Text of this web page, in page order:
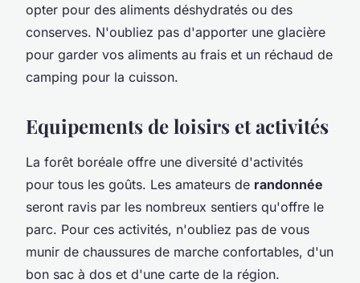
opter pour des aliments déshydratés ou des
conserves. N'oubliez pas d'apporter une glacière
pour garder vos aliments au frais et un réchaud de
camping pour la cuisson.
Equipements de loisirs et activités
La forêt boréale offre une diversité d'activités
pour tous les goûts. Les amateurs de randonnée
seront ravis par les nombreux sentiers qu'offre le
parc. Pour ces activités, n'oubliez pas de vous
munir de chaussures de marche confortables, d'un
bon sac à dos et d'une carte de la région.